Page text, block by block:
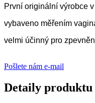
První originální výrobce
vybaveno měřením
velmi účinný pro
Pošlete nám e-mail
Detaily produktu